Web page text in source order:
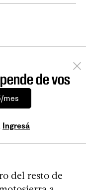
de vos
mes
Ingresá
del resto de